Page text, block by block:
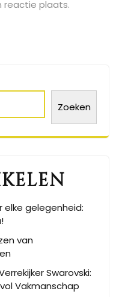
reactie plaats.
Zoeken
elke gelegenheid:
van
Swarovski:
Vakmanschap